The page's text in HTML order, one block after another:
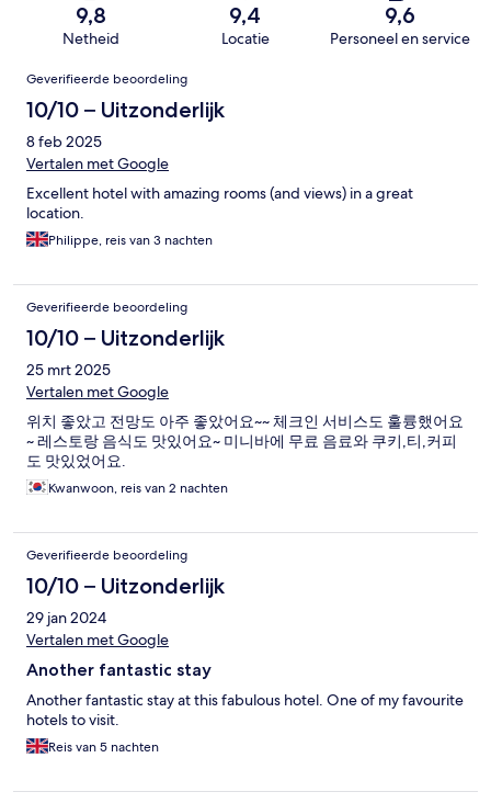
9,8
Netheid
9,4
Locatie
9,6
Personeel en service
Beoordelingen
Geverifieerde beoordeling
10/10 – Uitzonderlijk
8 feb 2025
Vertalen met Google
Excellent hotel with amazing rooms (and views) in a great
location.
Philippe, reis van 3 nachten
Geverifieerde beoordeling
10/10 – Uitzonderlijk
25 mrt 2025
Vertalen met Google
위치 좋았고 전망도 아주 좋았어요~~ 체크인 서비스도 훌륭했어요
~ 레스토랑 음식도 맛있어요~ 미니바에 무료 음료와 쿠키,티,커피
도 맛있었어요.
Kwanwoon, reis van 2 nachten
Geverifieerde beoordeling
10/10 – Uitzonderlijk
29 jan 2024
Vertalen met Google
Another fantastic stay
Another fantastic stay at this fabulous hotel. One of my favourite
hotels to visit.
Reis van 5 nachten